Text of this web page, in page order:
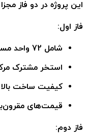
این پروژه در دو فاز
فاز اول:
شامل 72 واحد مسکونی
استخر مشترک
کیفیت ساخت بالا
قیمت‌های
فاز دوم: